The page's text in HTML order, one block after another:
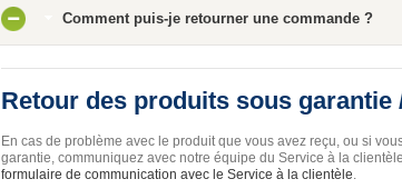
Comment puis-je retourner une commande ?
Retour des produits sous garantie
En cas de problème avec le produit que vous avez reçu, ou si
garantie, communiquez avec notre équipe du Service à la
formulaire de communication avec le Service à la clientèle.